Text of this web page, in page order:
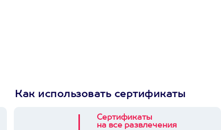
Как использовать сертификаты
Сертификаты
на все развлечения